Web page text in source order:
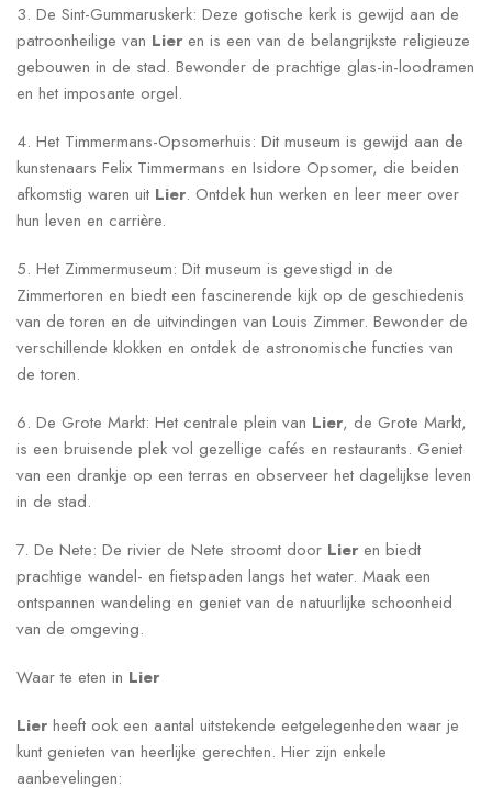
3. De Sint-Gummaruskerk: Deze gotische kerk is gewijd aan de
patroonheilige van Lier en is een van de belangrijkste religieuze
gebouwen in de stad. Bewonder de prachtige glas-in-loodramen
en het imposante orgel.
4. Het Timmermans-Opsomerhuis: Dit museum is gewijd aan de
kunstenaars Felix Timmermans en Isidore Opsomer, die beiden
afkomstig waren uit Lier. Ontdek hun werken en leer meer over
hun leven en carrière.
5. Het Zimmermuseum: Dit museum is gevestigd in de
Zimmertoren en biedt een fascinerende kijk op de geschiedenis
van de toren en de uitvindingen van Louis Zimmer. Bewonder de
verschillende klokken en ontdek de astronomische functies van
de toren.
6. De Grote Markt: Het centrale plein van Lier, de Grote Markt,
is een bruisende plek vol gezellige cafés en restaurants. Geniet
van een drankje op een terras en observeer het dagelijkse leven
in de stad.
7. De Nete: De rivier de Nete stroomt door Lier en biedt
prachtige wandel- en fietspaden langs het water. Maak een
ontspannen wandeling en geniet van de natuurlijke schoonheid
van de omgeving.
Waar te eten in Lier
Lier heeft ook een aantal uitstekende eetgelegenheden waar je
kunt genieten van heerlijke gerechten. Hier zijn enkele
aanbevelingen: